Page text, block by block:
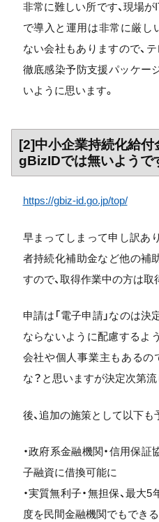
非常に難しい所です、現場
で導入と運用は非常に厳し
ない会社もありますので、
徹底感染予防支援パッケー
いように思います。
[2]中小企業持続化給付
gBizIDでは無いようで
https://gbiz-id.go.jp/top/
早まってしまって申し訳あ
者持続化補助金など他の補
すので、取得作業中の方は取
申請は「電子申請」なのは決
ならないように配慮するよ
会社や個人事業主もあるの
な？と思いますが決定次第流
後、追加の施策として以下も
・政府系金融機関・信用保
子融資に借換可能に
・実質無利子・無担保、最大
度を民間金融機関でもでき